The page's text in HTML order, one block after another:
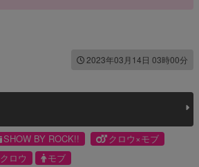
2023年03月14日 03時00分
SHOW BY ROCK!!
クロウ×モブ
クロウ
モブ